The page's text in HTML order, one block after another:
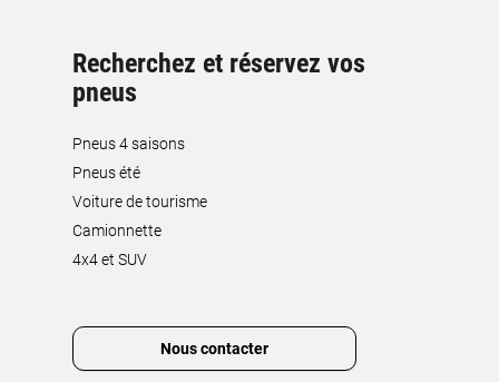
Recherchez et réservez vos
pneus
Pneus 4 saisons
Pneus été
Voiture de tourisme
Camionnette
4x4 et SUV
Nous contacter